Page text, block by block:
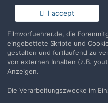
Du hast bereits ein
Jetzt
Teilen
I accept
Filmvorfuehrer.de, die
eingebettete Skripte und
gestalten und fortlaufend zu
von externen Inhalten (z.B.
Anzeigen.
Die Verarbeitungszwecke im